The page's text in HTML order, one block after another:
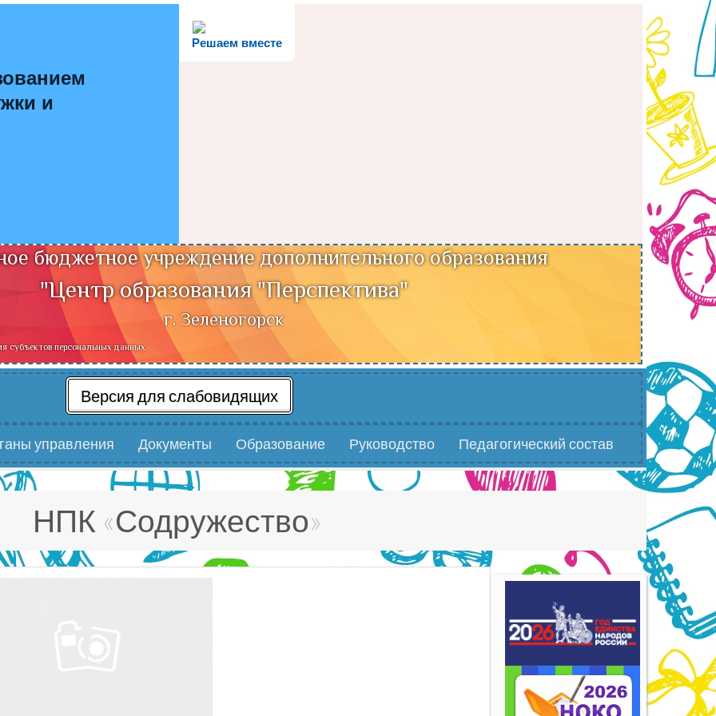
Решаем вместе
и
бюджетное учреждение дополнительного образования
"Центр образования "Перспектива"
г. Зеленогорск
субъектов персональных данных.
Версия для слабовидящих
управления Документы Образование Руководство Педагогический состав
НПК «Содружество»